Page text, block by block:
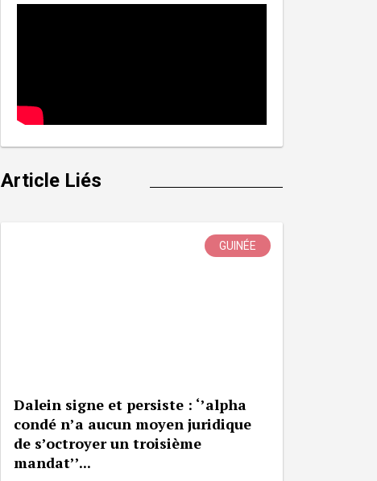
Article Liés
GUINÉE
Dalein signe et persiste : ‘’alpha
condé n’a aucun moyen juridique
de s’octroyer un troisième
mandat’’...